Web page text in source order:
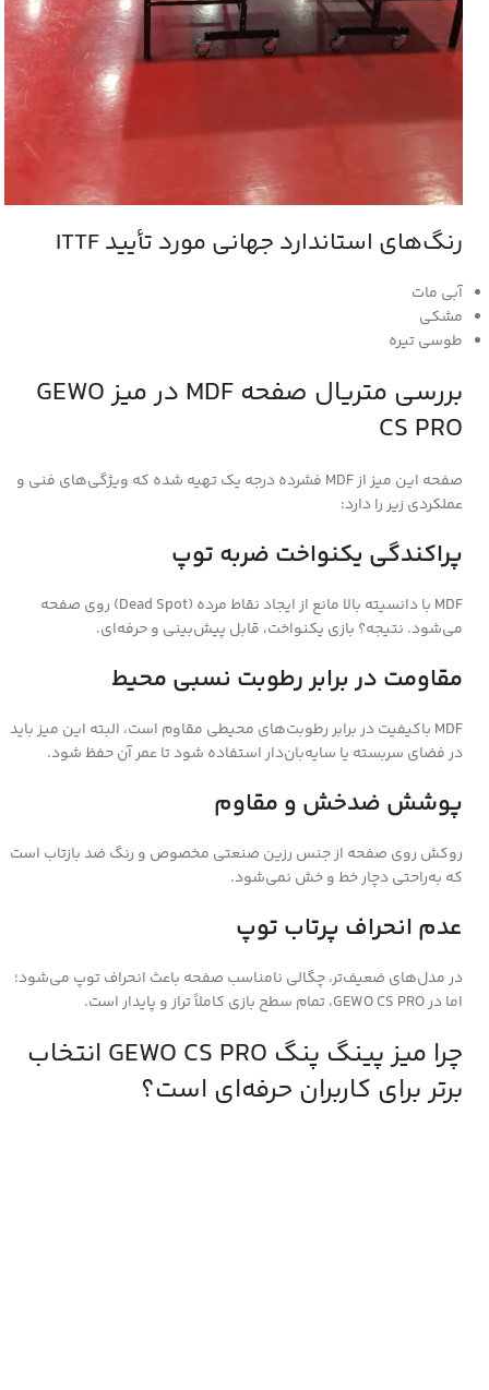
رنگ‌های استاندارد جهانی مورد تأیید ITTF
آبی مات
مشکی
طوسی تیره
بررسی متریال صفحه MDF در میز GEWO
CS PRO
صفحه این میز از MDF فشرده درجه‌ یک تهیه شده که ویژگی‌های فنی و
عملکردی زیر را دارد:
پراکندگی یکنواخت ضربه توپ
MDF با دانسیته بالا مانع از ایجاد نقاط مرده (Dead Spot) روی صفحه
می‌شود. نتیجه؟ بازی یکنواخت، قابل پیش‌بینی و حرفه‌ای.
مقاومت در برابر رطوبت نسبی محیط
MDF باکیفیت در برابر رطوبت‌های محیطی مقاوم است، البته این میز باید
در فضای سربسته یا سایه‌بان‌دار استفاده شود تا عمر آن حفظ شود.
پوشش ضدخش و مقاوم
روکش روی صفحه از جنس رزین صنعتی مخصوص و رنگ ضد بازتاب است
که به‌راحتی دچار خط و خش نمی‌شود.
عدم انحراف پرتاب توپ
در مدل‌های ضعیف‌تر، چگالی نامناسب صفحه باعث انحراف توپ می‌شود؛
اما در GEWO CS PRO، تمام سطح بازی کاملاً تراز و پایدار است.
چرا میز پینگ پنگ GEWO CS PRO انتخاب
برتر برای کاربران حرفه‌ای است؟